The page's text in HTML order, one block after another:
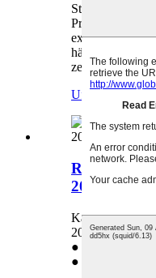
Stop-Service.
Produktpalette,
exzellenter
häerzlech drop,
ze ginn!
Ufro
2050 2051
Kann benotzt
2051 2010 2551
● Direktverkaaf
● Laang